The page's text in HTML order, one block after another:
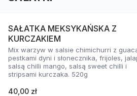
SAŁATKA MEKSYKAŃSKA Z
KURCZAKIEM
Mix warzyw w salsie chimichurri z
pestkami dyni i słonecznika, frijoles,
salsą chilli mango, salsą sweet chilli i
stripsami kurczaka. 520g
40,00 zł